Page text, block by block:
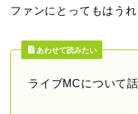
ファンにとってもはうれ
あわせて読みたい
ライブMCについて